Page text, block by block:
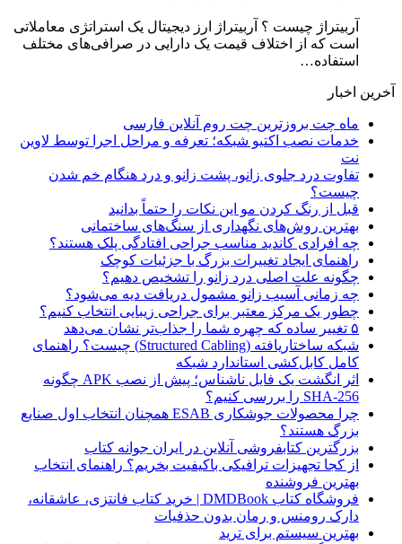
آربیتراژ چیست ؟ آربیتراژ ارز دیجیتال یک استراتژی معاملاتی
است که از اختلاف قیمت یک دارایی در صرافی‌های مختلف
استفاده…
آخرین اخبار
ماه چت بروزترین چت روم آنلاین فارسی
خدمات نصب اکتیو شبکه؛ تعرفه و مراحل اجرا توسط لاوین
نت
تفاوت درد جلوی زانو، پشت زانو و درد هنگام خم شدن
چیست؟
قبل از رنگ کردن مو این نکات را حتماً بدانید
بهترین روش‌های نگهداری از سنگ‌های ساختمانی
چه افرادی کاندید مناسب جراحی افتادگی پلک هستند؟
راهنمای ایجاد تغییرات بزرگ با جزئیات کوچک
چگونه علت اصلی درد زانو را تشخیص دهیم؟
چه زمانی آسیب زانو مشمول دریافت دیه می‌شود؟
چطور یک مرکز معتبر برای جراحی زیبایی انتخاب کنیم؟
۵ تغییر ساده که چهره شما را جذاب‌تر نشان می‌دهد
شبکه ساختاریافته (Structured Cabling) چیست؟ راهنمای
کامل کابل‌کشی استاندارد شبکه
اثر انگشت یک فایل ناشناس؛ پیش از نصب APK چگونه
SHA-256 را بررسی کنیم؟
چرا محصولات جوشکاری ESAB همچنان انتخاب اول صنایع
بزرگ هستند؟
بزرگترین کتابفروشی آنلاین در ایران جوانه کتاب
از کجا تجهیزات ترافیکی باکیفیت بخریم؟ راهنمای انتخاب
بهترین فروشنده
فروشگاه کتاب DMDBook | خرید کتاب فانتزی، عاشقانه،
دارک رومنس و رمان بدون حذفیات
بهترین سیستم برای ترید